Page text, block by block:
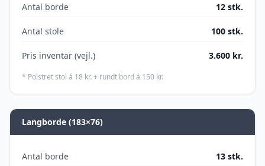
Antal borde 12 stk.
Antal stole 100 stk.
Pris inventar (vejl.) 3.600 kr.
* Polstret stol á 18 kr. + rundt bord á 150 kr.
Langborde (183×76)
Antal borde 13 stk.